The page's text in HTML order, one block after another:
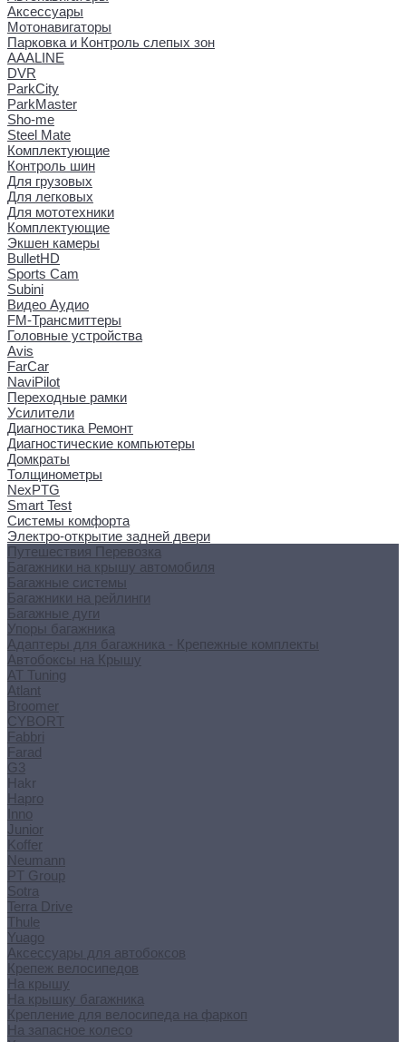
Аксессуары
Мотонавигаторы
Парковка и Контроль слепых зон
AAALINE
DVR
ParkCity
ParkMaster
Sho-me
Steel Mate
Комплектующие
Контроль шин
Для грузовых
Для легковых
Для мототехники
Комплектующие
Экшен камеры
BulletHD
Sports Cam
Subini
Видео Аудио
FM-Трансмиттеры
Головные устройства
Avis
FarCar
NaviPilot
Переходные рамки
Усилители
Диагностика Ремонт
Диагностические компьютеры
Домкраты
Толщинометры
NexPTG
Smart Test
Системы комфорта
Электро-открытие задней двери
Путешествия Перевозка
Багажники на крышу автомобиля
Багажные системы
Багажники на рейлинги
Багажные дуги
Упоры багажника
Адаптеры для багажника - Крепежные комплекты
Автобоксы на Крышу
AT Tuning
Atlant
Broomer
CYBORT
Fabbri
Farad
G3
Hakr
Hapro
Inno
Junior
Koffer
Neumann
PT Group
Sotra
Terra Drive
Thule
Yuago
Аксессуары для автобоксов
Крепеж велосипедов
На крышу
На крышку багажника
Крепление для велосипеда на фаркоп
На запасное колесо